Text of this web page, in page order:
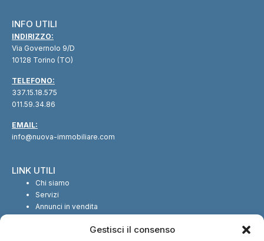
Gestisci il consenso
INFO UTILI
INDIRIZZO:
Via Governolo 9/D
10128 Torino (TO)
TELEFONO:
337.15.18.575
011.59.34.86
EMAIL:
info@nuova-immobiliare.com
LINK UTILI
Chi siamo
Servizi
Annunci in vendita